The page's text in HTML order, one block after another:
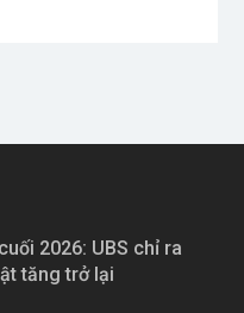
2026: UBS chỉ ra
tăng trở lại